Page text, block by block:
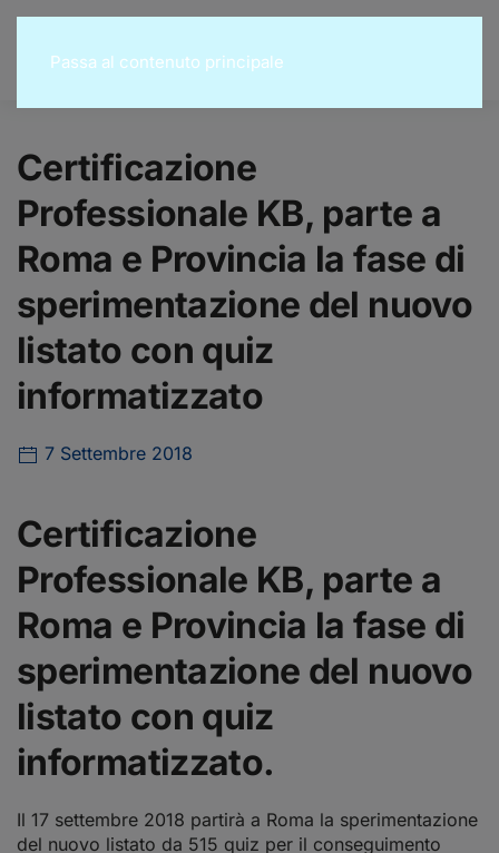
Passa al contenuto principale
Certificazione
Professionale KB, parte a
Roma e Provincia la fase di
sperimentazione del nuovo
listato con quiz
informatizzato
7 Settembre 2018
Certificazione
Professionale KB, parte a
Roma e Provincia la fase di
sperimentazione del nuovo
listato con quiz
informatizzato.
Il 17 settembre 2018 partirà a Roma la sperimentazione
del nuovo listato da 515 quiz per il conseguimento